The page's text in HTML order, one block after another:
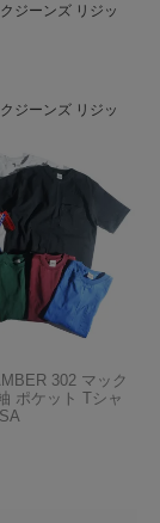
ジーンズ リジッ
ジーンズ リジッ
ジーンズ リジッ
302 マック
ポケット Tシャ